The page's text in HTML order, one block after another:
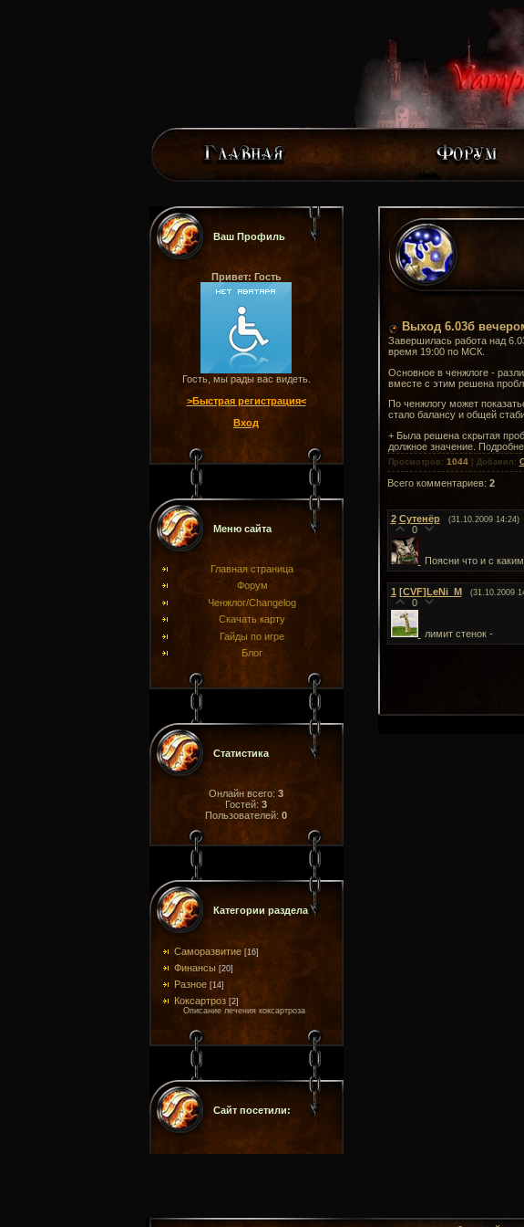
Ваш Профиль
Привет: Гость
Гость, мы рады вас видеть.
>Быстрая регистрация<
Вход
Меню сайта
Главная страница
Форум
Ченжлог/Changelog
Скачать карту
Гайды по игре
Блог
Статистика
Онлайн всего: 3
Гостей: 3
Пользователей: 0
Категории раздела
Саморазвитие [16]
Финансы [20]
Разное [14]
Коксартроз [2]
Описание лечения коксартроза
Сайт посетили:
Выход 6.03б
Завершилась работа над
время 19:00 по МСК.
Основное в ченжлоге -
вместе с этим решена
По ченжлогу может
стало балансу и общей
+ Была решена скрытая
должное значение.
Просмотров : 1044| Добавил :
Всего комментариев: 2
2 Сутенёр (31.10.2009 14:24)
0
Поясни что и с
1 [CVF]LeNi_M (31.10.2009
0
лимит стенок -